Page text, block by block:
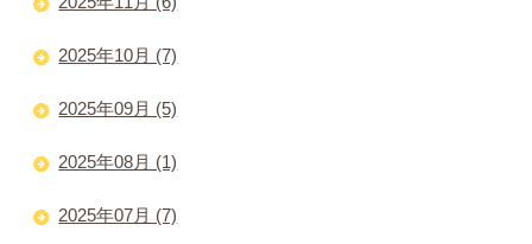
2025年10月 (7)
2025年09月 (5)
2025年08月 (1)
2025年07月 (7)